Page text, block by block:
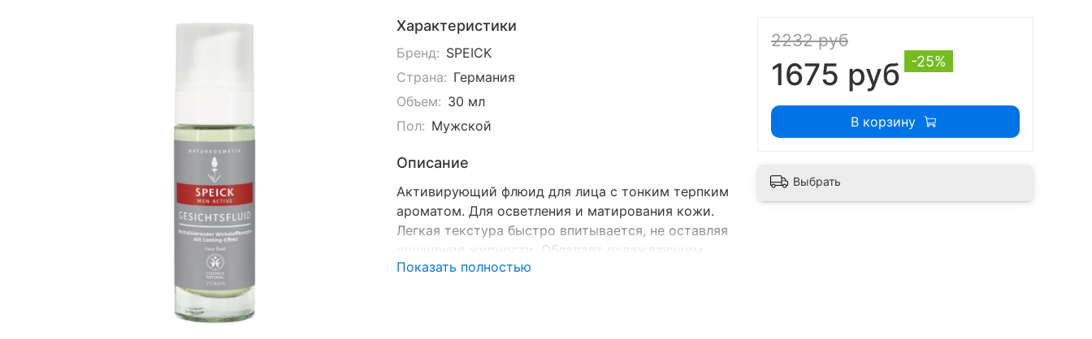
Характеристики
Бренд: SPEIСK
Страна: Германия
Объем: 30 мл
Пол: Мужской
Описание
Активирующий флюид для лица с тонким терпким
ароматом. Для осветления и матирования кожи.
Легкая текстура быстро впитывается, не оставляя
ощущения жирности. Обладает охлаждающим
эффектом, придавая коже бодрящий и свежий
Показать полностью
2232 руб
1675 руб -25%
В корзину
Выбрать